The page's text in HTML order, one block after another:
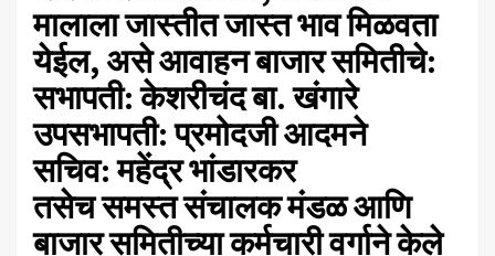
मालाला जास्तीत जास्त भाव मिळवता
येईल, असे आवाहन बाजार समितीचे:
​सभापती: केशरीचंद बा. खंगारे
​उपसभापती: प्रमोदजी आदमने
​सचिव: महेंद्र भांडारकर
​तसेच समस्त संचालक मंडळ आणि
बाजार समितीच्या कर्मचारी वर्गाने केले